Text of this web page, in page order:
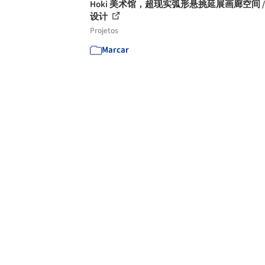
Hoki 美术馆，超现实弧形悬挑延展画廊空间
设计
Projetos
Marcar